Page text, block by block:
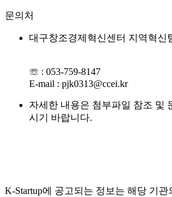
문의처
대구창조경제혁신센터 지역혁신
☏ : 053-759-8147
E-mail : pjk0313@ccei.kr
자세한 내용은 첨부파일 참조 및
시기 바랍니다.
K-Startup에 공고되는 정보는 해당 기